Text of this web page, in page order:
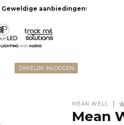
Geweldige aanbiedingen!
ZAKELIJK INLOGGEN
MEAN WELL
Mean